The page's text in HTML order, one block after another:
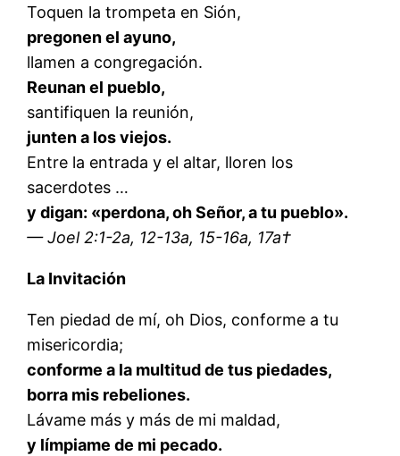
Toquen la trompeta en Sión,
pregonen el ayuno,
llamen a congregación.
Reunan el pueblo,
santifiquen la reunión,
junten a los viejos.
Entre la entrada y el altar, lloren los
sacerdotes …
y digan: «perdona, oh Señor, a tu pueblo».
— Joel 2:1-2a, 12-13a, 15-16a, 17a†
La Invitación
Ten piedad de mí, oh Dios, conforme a tu
misericordia;
conforme a la multitud de tus piedades,
borra mis rebeliones.
Lávame más y más de mi maldad,
y límpiame de mi pecado.